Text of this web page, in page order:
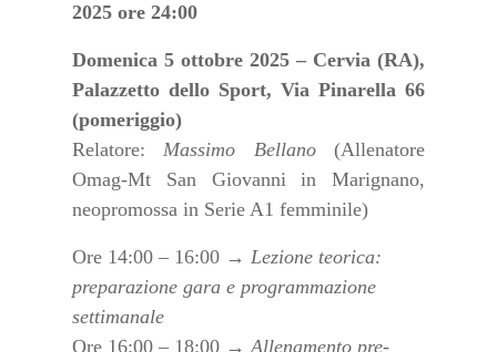
2025 ore 24:00
Domenica 5 ottobre 2025 – Cervia (RA),
Palazzetto dello Sport, Via Pinarella 66
(pomeriggio)
Relatore:Massimo Bellano(Allenatore
Omag-Mt San Giovanni in Marignano,
neopromossa in Serie A1 femminile)
Ore 14:00 – 16:00 → Lezione teorica:
preparazione gara e programmazione
settimanale
Ore 16:00 – 18:00 →Allenamento pre-